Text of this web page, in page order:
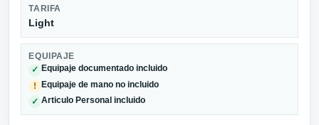
TARIFA
Light
EQUIPAJE
✓ Equipaje documentado incluido
! Equipaje de mano no incluido
✓ Articulo Personal incluido